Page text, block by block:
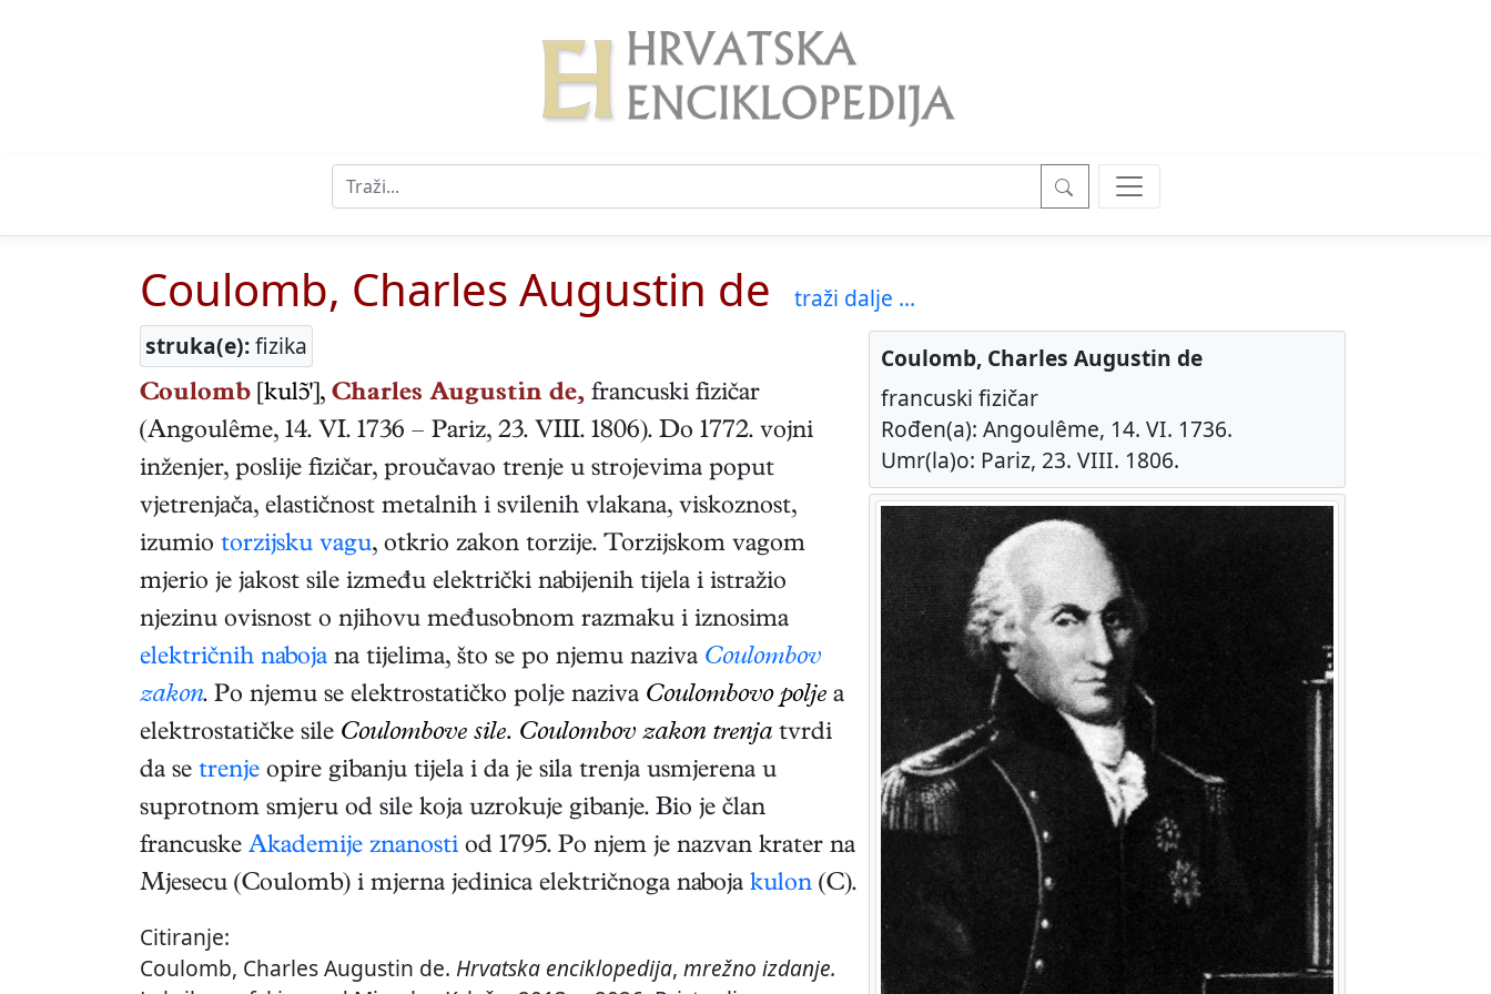
Coulomb, Charles Augustin de
traži dalje ...
struka(e):fizika
Coulomb, Charles Augustin de
francuski fizičar
Rođen(a): Angoulême, 14. VI. 1736.
Umr(la)o: Pariz, 23. VIII. 1806.
Coulomb [kul'], Charles Augustin de, francuski fizičar
(Angoulême, 14. VI. 1736 – Pariz, 23. VIII. 1806). Do 1772. vojni
inženjer, poslije fizičar, proučavao trenje u strojevima poput
vjetrenjača, elastičnost metalnih i svilenih vlakana, viskoznost,
izumio torzijsku vagu, otkrio zakon torzije. Torzijskom vagom
mjerio je jakost sile između električki nabijenih tijela i istražio
njezinu ovisnost o njihovu međusobnom razmaku i iznosima
električnih naboja na tijelima, što se po njemu naziva Coulombov
zakon. Po njemu se elektrostatičko polje naziva Coulombovo polje a
elektrostatičke sile Coulombove sile. Coulombov zakon trenja tvrdi
da se trenje opire gibanju tijela i da je sila trenja usmjerena u
suprotnom smjeru od sile koja uzrokuje gibanje. Bio je član
francuske Akademije znanosti od 1795. Po njem je nazvan krater na
Mjesecu (Coulomb) i mjerna jedinica električnoga naboja kulon (C).
Citiranje:
Coulomb, Charles Augustin de. Hrvatska enciklopedija, mrežno izdanje.